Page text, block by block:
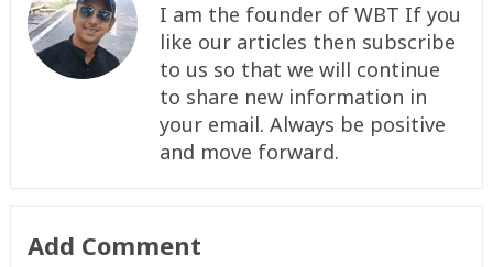
I am the founder of WBT If you
like our articles then subscribe
to us so that we will continue
to share new information in
your email. Always be positive
and move forward.
Add Comment